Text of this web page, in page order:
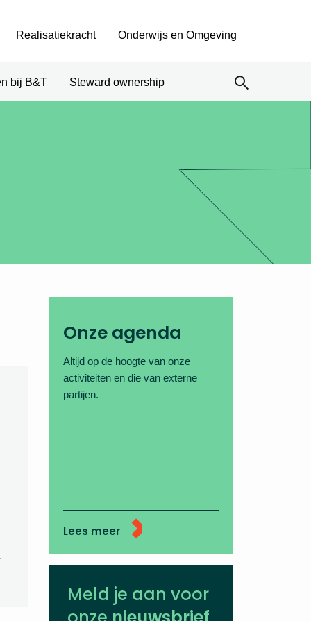
bij B&T Steward ownership
Realisatiekracht Onderwijs en Omgeving
Onze agenda
Altijd op de hoogte van onze
activiteiten en die van externe
partijen.
Lees meer
Meld je aan voor